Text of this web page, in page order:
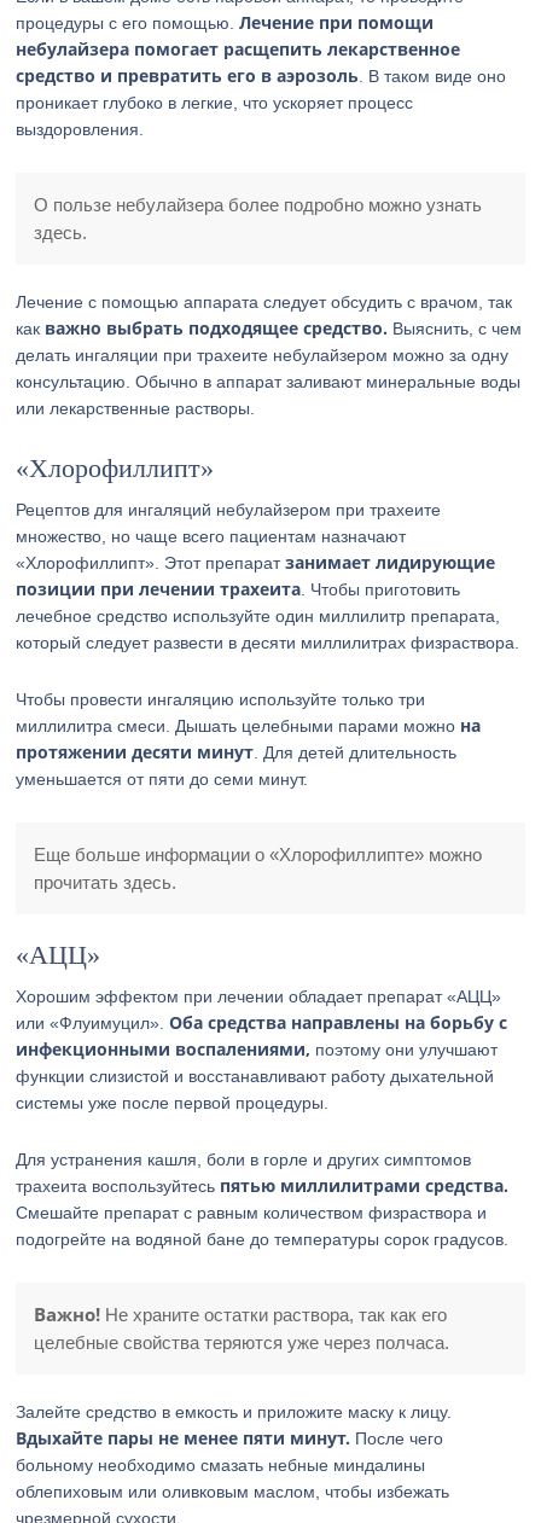
процедуры с его помощью.Лечение при помощи
небулайзера помогает расщепить лекарственное
средство и превратить его в аэрозоль . В таком виде оно
проникает глубоко в легкие, что ускоряет процесс
выздоровления.
О пользе небулайзера более подробно можно узнать
здесь.
Лечение с помощью аппарата следует обсудить с врачом, так
как важно выбрать подходящее средство. Выяснить, с чем
делать ингаляции при трахеите небулайзером можно за одну
консультацию. Обычно в аппарат заливают минеральные воды
или лекарственные растворы.
«Хлорофиллипт»
Рецептов для ингаляций небулайзером при трахеите
множество, но чаще всего пациентам назначают
«Хлорофиллипт». Этот препаратзанимает лидирующие
позиции при лечении трахеита . Чтобы приготовить
лечебное средство используйте один миллилитр препарата,
который следует развести в десяти миллилитрах физраствора.
Чтобы провести ингаляцию используйте только три
миллилитра смеси. Дышать целебными парами можно на
протяжении десяти минут . Для детей длительность
уменьшается от пяти до семи минут.
Еще больше информации о «Хлорофиллипте» можно
прочитать здесь.
«АЦЦ»
Хорошим эффектом при лечении обладает препарат «АЦЦ»
или «Флуимуцил».Оба средства направлены на борьбу с
инфекционными воспалениями, поэтому они улучшают
функции слизистой и восстанавливают работу дыхательной
системы уже после первой процедуры.
Для устранения кашля, боли в горле и других симптомов
трахеита воспользуйтесь пятью миллилитрами средства.
Смешайте препарат с равным количеством физраствора и
подогрейте на водяной бане до температуры сорок градусов.
Важно! Не храните остатки раствора, так как его
целебные свойства теряются уже через полчаса.
Залейте средство в емкость и приложите маску к лицу.
Вдыхайте пары не менее пяти минут. После чего
больному необходимо смазать небные миндалины
облепиховым или оливковым маслом, чтобы избежать
чрезмерной сухости.